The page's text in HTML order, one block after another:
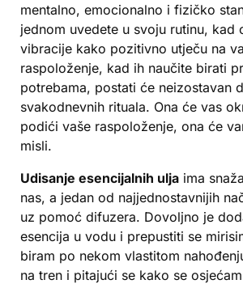
mentalno, emocionalno i fizičko
jednom uvedete u svoju rutinu, kad
vibracije kako pozitivno utječu na
raspoloženje, kad ih naučite birati
potrebama, postati će neizostavan
svakodnevnih rituala. Ona će vas
podići vaše raspoloženje, ona će
misli.
Udisanje esencijalnih ulja ima
nas, a jedan od najjednostavnijih
uz pomoć difuzera. Dovoljno je
esencija u vodu i prepustiti se
biram po nekom vlastitom
na tren i pitajući se kako se